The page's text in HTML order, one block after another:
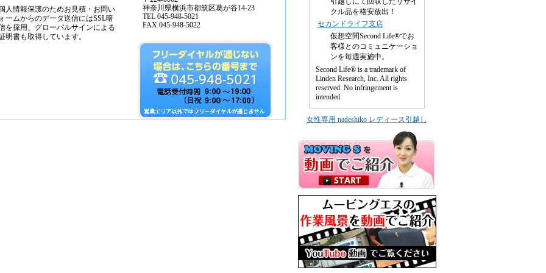
人情報保護のためお見積・お問い
ームからのデータ送信にはSSL暗
を採用、グローバルサインによる
明書も取得しています。
神奈川県横浜市都筑区葛が谷14-23
TEL 045-948-5021
FAX 045-948-5022
クル品を格安放出！
セカンドライフ支店
仮想空間Second Life®でお
客様とのコミュニケーショ
ンを毎週実施中。
Second Life® is a trademark of
Linden Research, Inc. All rights
reserved. No infringement is
intended.
女性専用 nadeshiko レディース引越し